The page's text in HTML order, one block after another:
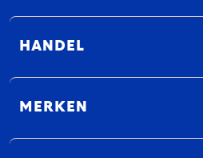
HANDEL
MERKEN